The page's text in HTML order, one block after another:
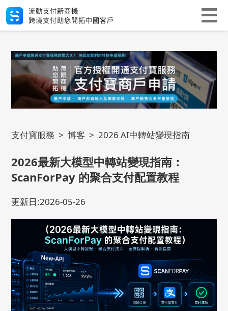
支付寶服務 > 博客 > 2026 AI中轉站變現指南
2026最新大模型中轉站變現指南：
ScanForPay 的聚合支付配置教程
更新日:2026-05-26